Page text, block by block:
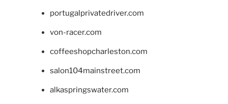
portugalprivatedriver.com
von-racer.com
coffeeshopcharleston.com
salon104mainstreet.com
alkaspringswater.com